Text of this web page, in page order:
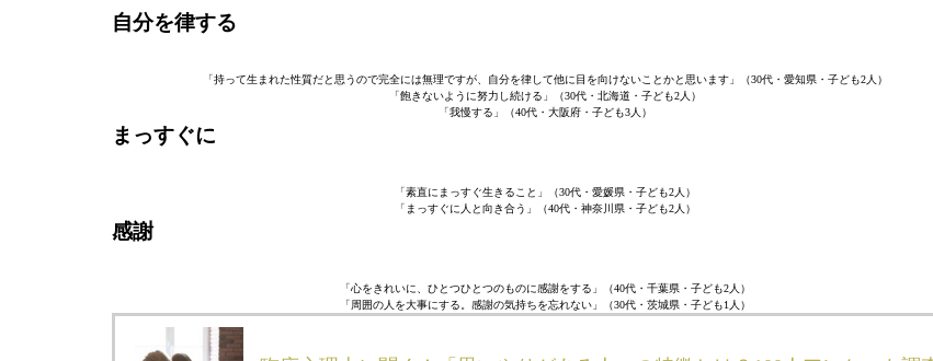
自分を律する
「持って生まれた性質だと思うので完全には無理ですが、自分を律して他に目を向けないことかと思います」（30代・愛知県・子ども2人）
「飽きないように努力し続ける」（30代・北海道・子ども2人）
「我慢する」（40代・大阪府・子ども3人）
まっすぐに
「素直にまっすぐ生きること」（30代・愛媛県・子ども2人）
「まっすぐに人と向き合う」（40代・神奈川県・子ども2人）
感謝
「心をきれいに、ひとつひとつのものに感謝をする」（40代・千葉県・子ども2人）
「周囲の人を大事にする。感謝の気持ちを忘れない」（30代・茨城県・子ども1人）